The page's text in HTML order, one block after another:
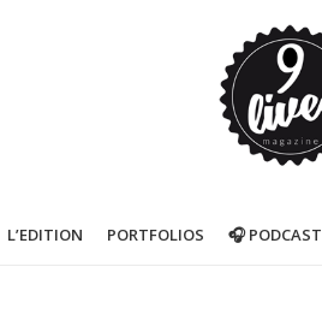
L’EDITION PORTFOLIOS 🎧 PODCAST